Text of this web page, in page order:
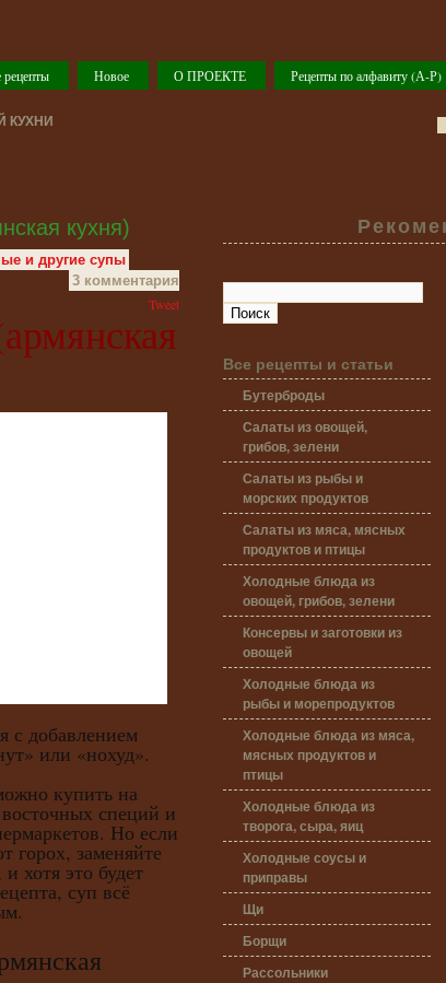
рецепты Новое О ПРОЕКТЕ Рецепты по алфавиту (А-Р)
КУХНИ
кухня)
и другие супы
3 комментария
Tweet
с добавлением
или «нохуд».
купить на
специй и
Но если
горох, заменяйте
хотя это будет
суп всё
Все рецепты и статьи
Бутерброды
Салаты из овощей,
грибов, зелени
Салаты из рыбы и
морских продуктов
Салаты из мяса, мясных
продуктов и птицы
Холодные блюда из
овощей, грибов, зелени
Консервы и заготовки из
овощей
Холодные блюда из
рыбы и морепродуктов
Холодные блюда из мяса,
мясных продуктов и
птицы
Холодные блюда из
творога, сыра, яиц
Холодные соусы и
приправы
Щи
Борщи
Рассольники